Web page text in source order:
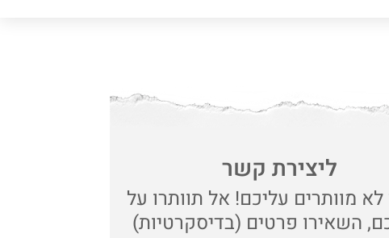
ליצירת קשר
לא מוותרים עליכם! אל תוותרו על
השאירו פרטים (בדיסקרטיות)